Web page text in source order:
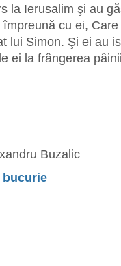
la Ierusalim şi au
cu ei,
lui Simon. Şi ei au
ei la frângerea
Buzalic
bucurie